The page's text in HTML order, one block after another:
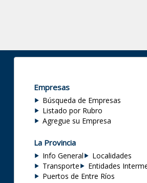
Empresas
Búsqueda de Empresas
Listado por Rubro
Agregue su Empresa
La Provincia
Info General
Localidades
Transporte
Entidades
Puertos de Entre Ríos